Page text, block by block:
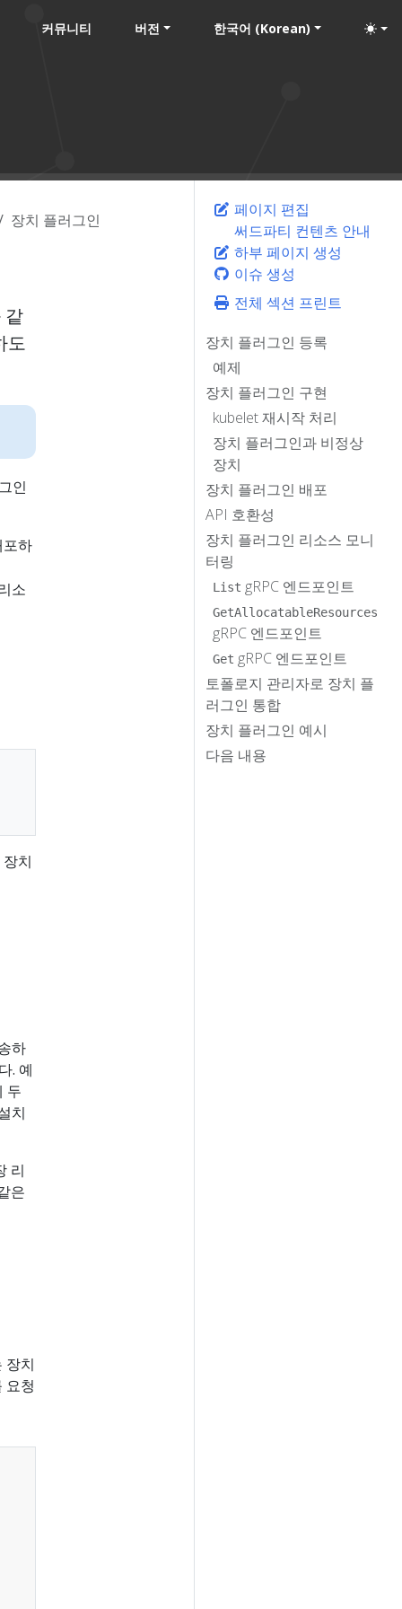
커뮤니티 버전 한국어 (Korean)
페이지 편집
써드파티 컨텐츠 안내
하부 페이지 생성
이슈 생성
전체 섹션 프린트
장치 플러그인 등록
예제
장치 플러그인 구현
kubelet 재시작 처리
장치 플러그인과 비정상
장치
장치 플러그인 배포
API 호환성
장치 플러그인 리소스 모니
터링
List gRPC 엔드포인트
GetAllocatableResources
gRPC 엔드포인트
Get gRPC 엔드포인트
토폴로지 관리자로 장치 플
러그인 통합
장치 플러그인 예시
다음 내용
장치 플러그인
같
도
인
하
소
치
하
. 예
두
치
리
은
장치
요청